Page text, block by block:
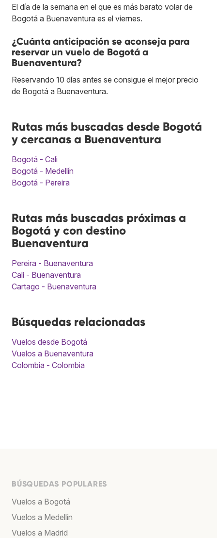
El día de la semana en el que es más barato volar de
Bogotá a Buenaventura es el viernes.
¿Cuánta anticipación se aconseja para
reservar un vuelo de Bogotá a
Buenaventura?
Reservando 10 días antes se consigue el mejor precio
de Bogotá a Buenaventura.
Rutas más buscadas desde Bogotá
y cercanas a Buenaventura
Bogotá - Cali
Bogotá - Medellín
Bogotá - Pereira
Rutas más buscadas próximas a
Bogotá y con destino
Buenaventura
Pereira - Buenaventura
Cali - Buenaventura
Cartago - Buenaventura
Búsquedas relacionadas
Vuelos desde Bogotá
Vuelos a Buenaventura
Colombia - Colombia
BÚSQUEDAS POPULARES
Vuelos a Bogotá
Vuelos a Medellín
Vuelos a Madrid